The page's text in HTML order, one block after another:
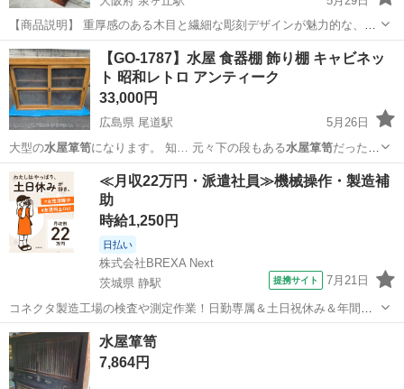
【商品説明】 重厚感のある木目と繊細な彫刻デザインが魅力的な、和
風茶棚・飾り棚です。 上段・中段には飾り棚スペースを備えており、
茶器や置物、小物などを美しくディスプレイできます。 扉部分には花
柄の彫刻が施され、和の...
大阪 堺市 泉ヶ丘駅 収納家具 茶棚
【GO-1787】水屋 食器棚 飾り棚 キャビネッ
ト 昭和レトロ アンティーク
33,000円
広島県 尾道駅
5月26日
大型の水屋箪笥になります。 知… 元々下の段もある水屋箪笥だったの
ですが、…
広島 尾道市 尾道駅 収納家具 水屋箪笥
≪月収22万円・派遣社員≫機械操作・製造補
助
時給1,250円
日払い
株式会社BREXA Next
茨城県 静駅
提携サイト 7月21日
コネクタ製造工場の検査や測定作業！日勤専属＆土日祝休み＆年間休
日128日★クリーンルーム内作業★マイカー通勤OK＆無料駐車場あり
★就業先食堂利用可！日払い制度あり！《茨城県常陸大宮市》 人気の
工場のお仕事 ◇コネクタ製造工...
茨城 常陸大宮市 静駅
水屋箪笥
7,864円